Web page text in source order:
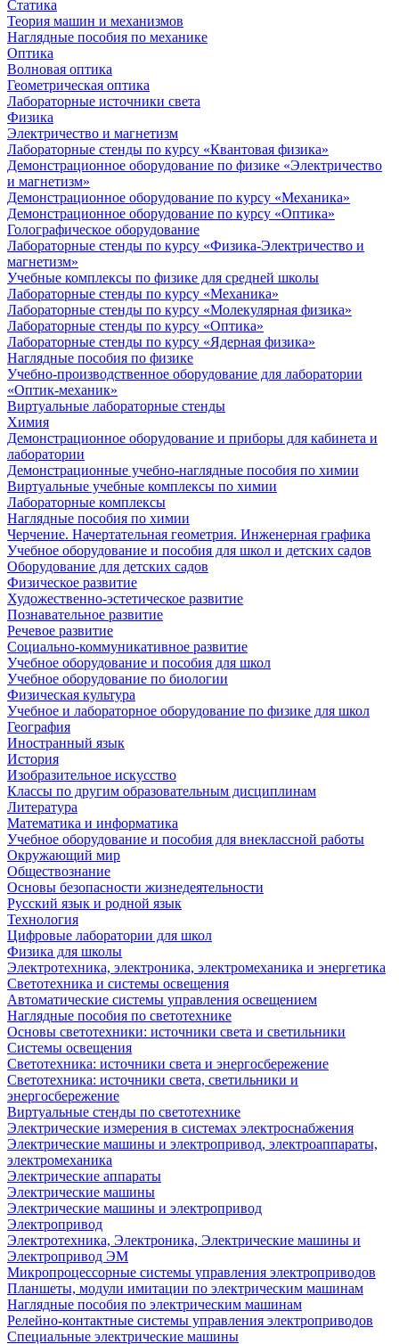
Статика
Теория машин и механизмов
Наглядные пособия по механике
Оптика
Волновая оптика
Геометрическая оптика
Лабораторные источники света
Физика
Электричество и магнетизм
Лабораторные стенды по курсу «Квантовая физика»
Демонстрационное оборудование по физике «Электричество
и магнетизм»
Демонстрационное оборудование по курсу «Механика»
Демонстрационное оборудование по курсу «Оптика»
Голографическое оборудование
Лабораторные стенды по курсу «Физика-Электричество и
магнетизм»
Учебные комплексы по физике для средней школы
Лабораторные стенды по курсу «Механика»
Лабораторные стенды по курсу «Молекулярная физика»
Лабораторные стенды по курсу «Оптика»
Лабораторные стенды по курсу «Ядерная физика»
Наглядные пособия по физике
Учебно-производственное оборудование для лаборатории
«Оптик-механик»
Виртуальные лабораторные стенды
Химия
Демонстрационное оборудование и приборы для кабинета и
лаборатории
Демонстрационные учебно-наглядные пособия по химии
Виртуальные учебные комплексы по химии
Лабораторные комплексы
Наглядные пособия по химии
Черчение. Начертательная геометрия. Инженерная графика
Учебное оборудование и пособия для школ и детских садов
Оборудование для детских садов
Физическое развитие
Художественно-эстетическое развитие
Познавательное развитие
Речевое развитие
Социально-коммуникативное развитие
Учебное оборудование и пособия для школ
Учебное оборудование по биологии
Физическая культура
Учебное и лабораторное оборудование по физике для школ
География
Иностранный язык
История
Изобразительное искусство
Классы по другим образовательным дисциплинам
Литература
Математика и информатика
Учебное оборудование и пособия для внеклассной работы
Окружающий мир
Обществознание
Основы безопасности жизнедеятельности
Русский язык и родной язык
Технология
Цифровые лаборатории для школ
Физика для школы
Электротехника, электроника, электромеханика и энергетика
Светотехника и системы освещения
Автоматические системы управления освещением
Наглядные пособия по светотехнике
Основы светотехники: источники света и светильники
Системы освещения
Светотехника: источники света и энергосбережение
Светотехника: источники света, светильники и
энергосбережение
Виртуальные стенды по светотехнике
Электрические измерения в системах электроснабжения
Электрические машины и электропривод, электроаппараты,
электромеханика
Электрические аппараты
Электрические машины
Электрические машины и электропривод
Электропривод
Электротехника, Электроника, Электрические машины и
Электропривод ЭМ
Микропроцессорные системы управления электроприводов
Планшеты, модули имитации по электрическим машинам
Наглядные пособия по электрическим машинам
Релейно-контактные системы управления электроприводов
Специальные электрические машины